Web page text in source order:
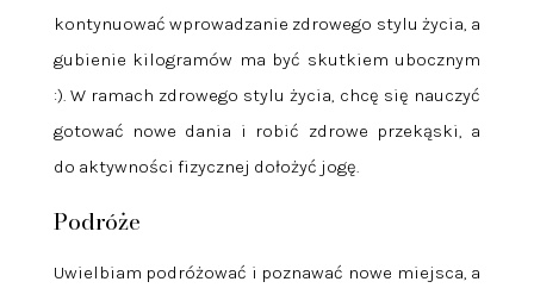
kontynuować wprowadzanie zdrowego stylu życia, a
gubienie kilogramów ma być skutkiem ubocznym
:). W ramach zdrowego stylu życia, chcę się nauczyć
gotować nowe dania i robić zdrowe przekąski, a
do aktywności fizycznej dołożyć jogę.
Podróże
Uwielbiam podróżować i poznawać nowe miejsca, a